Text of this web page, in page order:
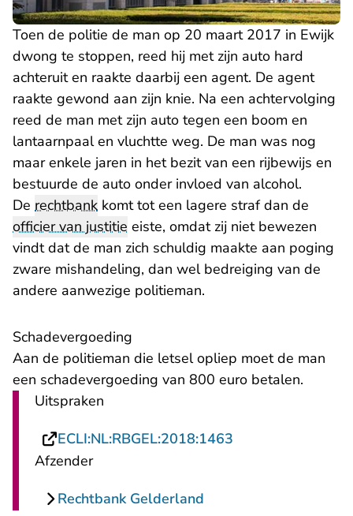
Toen de politie de man op 20 maart 2017 in Ewijk
dwong te stoppen, reed hij met zijn auto hard
achteruit en raakte daarbij een agent. De agent
raakte gewond aan zijn knie. Na een achtervolging
reed de man met zijn auto tegen een boom en
lantaarnpaal en vluchtte weg. De man was nog
maar enkele jaren in het bezit van een rijbewijs en
bestuurde de auto onder invloed van alcohol.
De rechtbank komt tot een lagere straf dan de
officier van justitie eiste, omdat zij niet bewezen
vindt dat de man zich schuldig maakte aan poging
zware mishandeling, dan wel bedreiging van de
andere aanwezige politieman.
Schadevergoeding
Aan de politieman die letsel opliep moet de man
een schadevergoeding van 800 euro betalen.
Uitspraken
ECLI:NL:RBGEL:2018:1463
Afzender
Rechtbank Gelderland